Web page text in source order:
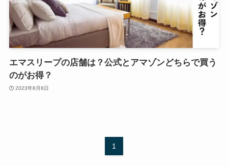
エマスリープの店舗は？公式とアマゾンどちらで買う
のがお得？
2023年8月8日
1